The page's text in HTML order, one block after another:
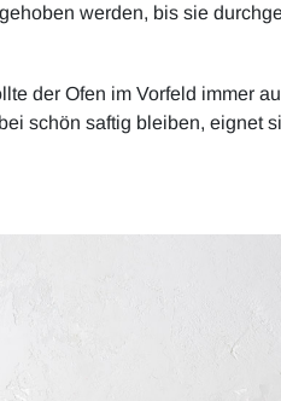
werden, bis sie
der Ofen im Vorfeld immer
schön saftig bleiben, eignet